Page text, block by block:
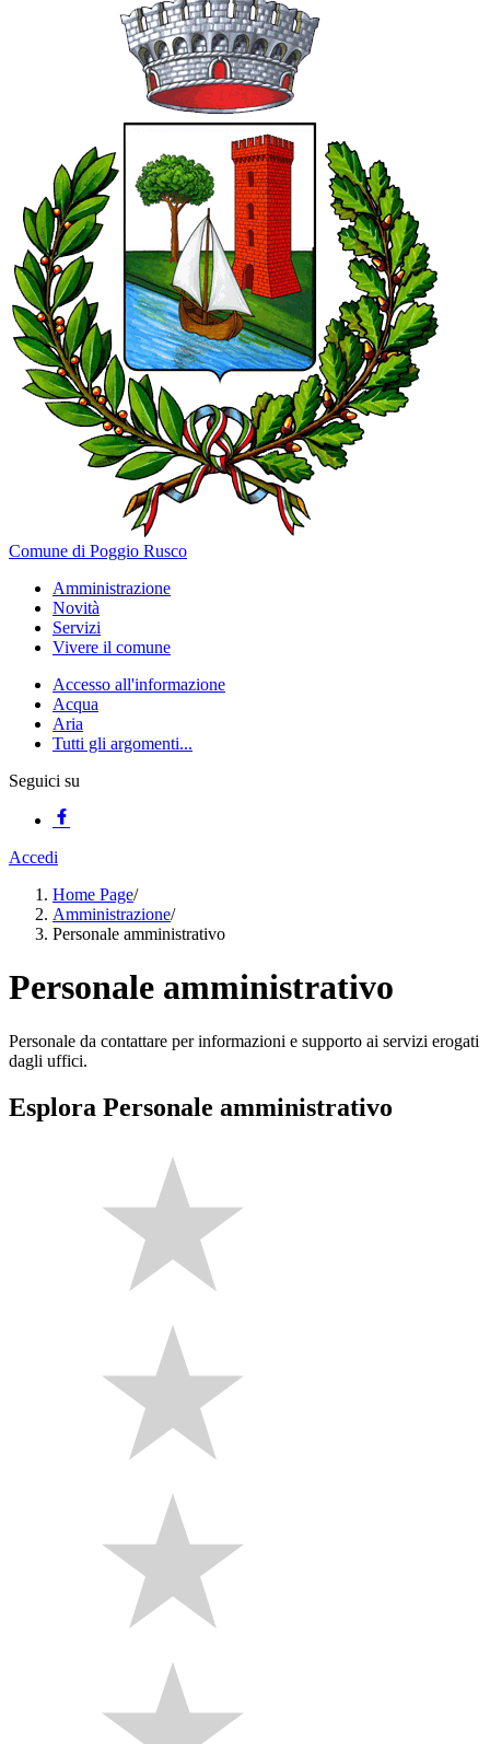
Comune di Poggio Rusco
Amministrazione
Novità
Servizi
Vivere il comune
Accesso all'informazione
Acqua
Aria
Tutti gli argomenti...
Seguici su
Accedi
Home Page/
Amministrazione/
Personale amministrativo
Personale amministrativo
Personale da contattare per informazioni e supporto ai servizi erogati
dagli uffici.
Esplora Personale amministrativo